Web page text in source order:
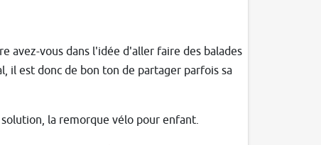
avez-vous dans l'idée d'aller faire des balades
il est donc de bon ton de partager parfois sa
la remorque vélo pour enfant.